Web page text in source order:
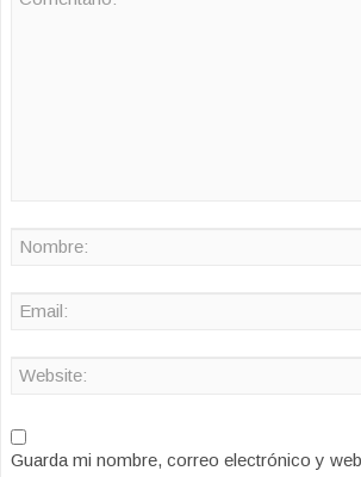
Guarda mi nombre, correo electrónico y